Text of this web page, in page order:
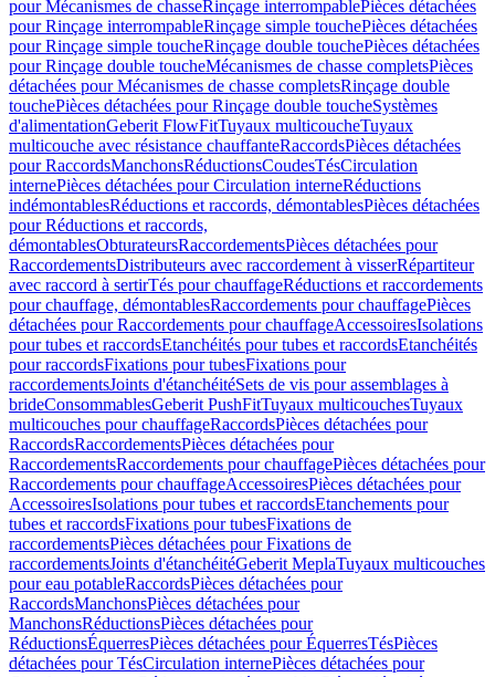
pour Mécanismes de chasseRinçage interrompablePièces détachées
pour Rinçage interrompableRinçage simple touchePièces détachées
pour Rinçage simple toucheRinçage double touchePièces détachées
pour Rinçage double toucheMécanismes de chasse completsPièces
détachées pour Mécanismes de chasse completsRinçage double
touchePièces détachées pour Rinçage double toucheSystèmes
d'alimentationGeberit FlowFitTuyaux multicoucheTuyaux
multicouche avec résistance chauffanteRaccordsPièces détachées
pour RaccordsManchonsRéductionsCoudesTésCirculation
internePièces détachées pour Circulation interneRéductions
indémontablesRéductions et raccords, démontablesPièces détachées
pour Réductions et raccords,
démontablesObturateursRaccordementsPièces détachées pour
RaccordementsDistributeurs avec raccordement à visserRépartiteur
avec raccord à sertirTés pour chauffageRéductions et raccordements
pour chauffage, démontablesRaccordements pour chauffagePièces
détachées pour Raccordements pour chauffageAccessoiresIsolations
pour tubes et raccordsEtanchéités pour tubes et raccordsEtanchéités
pour raccordsFixations pour tubesFixations pour
raccordementsJoints d'étanchéitéSets de vis pour assemblages à
brideConsommablesGeberit PushFitTuyaux multicouchesTuyaux
multicouches pour chauffageRaccordsPièces détachées pour
RaccordsRaccordementsPièces détachées pour
RaccordementsRaccordements pour chauffagePièces détachées pour
Raccordements pour chauffageAccessoiresPièces détachées pour
AccessoiresIsolations pour tubes et raccordsEtanchements pour
tubes et raccordsFixations pour tubesFixations de
raccordementsPièces détachées pour Fixations de
raccordementsJoints d'étanchéitéGeberit MeplaTuyaux multicouches
pour eau potableRaccordsPièces détachées pour
RaccordsManchonsPièces détachées pour
ManchonsRéductionsPièces détachées pour
RéductionsÉquerresPièces détachées pour ÉquerresTésPièces
détachées pour TésCirculation internePièces détachées pour